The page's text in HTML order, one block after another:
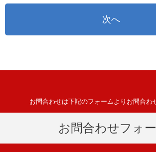
次へ
お問合わせは下記のフォームよりお問合わ
お問合わせフォ